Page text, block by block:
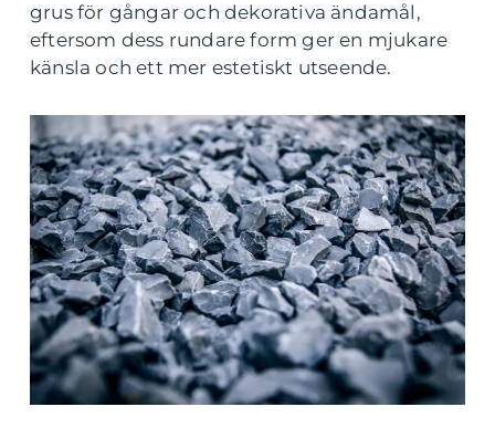
grus för gångar och dekorativa ändamål,
eftersom dess rundare form ger en mjukare
känsla och ett mer estetiskt utseende.